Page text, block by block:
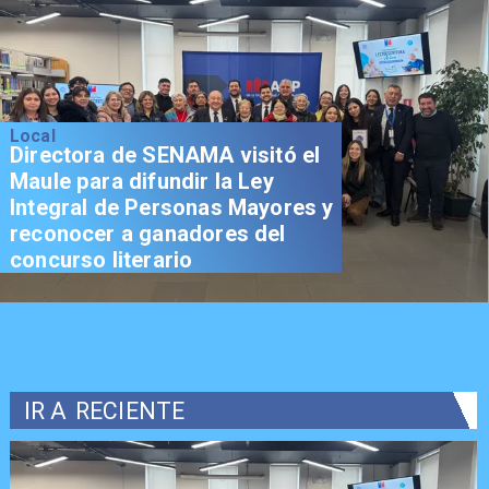
Local
Directora de SENAMA visitó el
Maule para difundir la Ley
Integral de Personas Mayores y
reconocer a ganadores del
concurso literario
IR A RECIENTE